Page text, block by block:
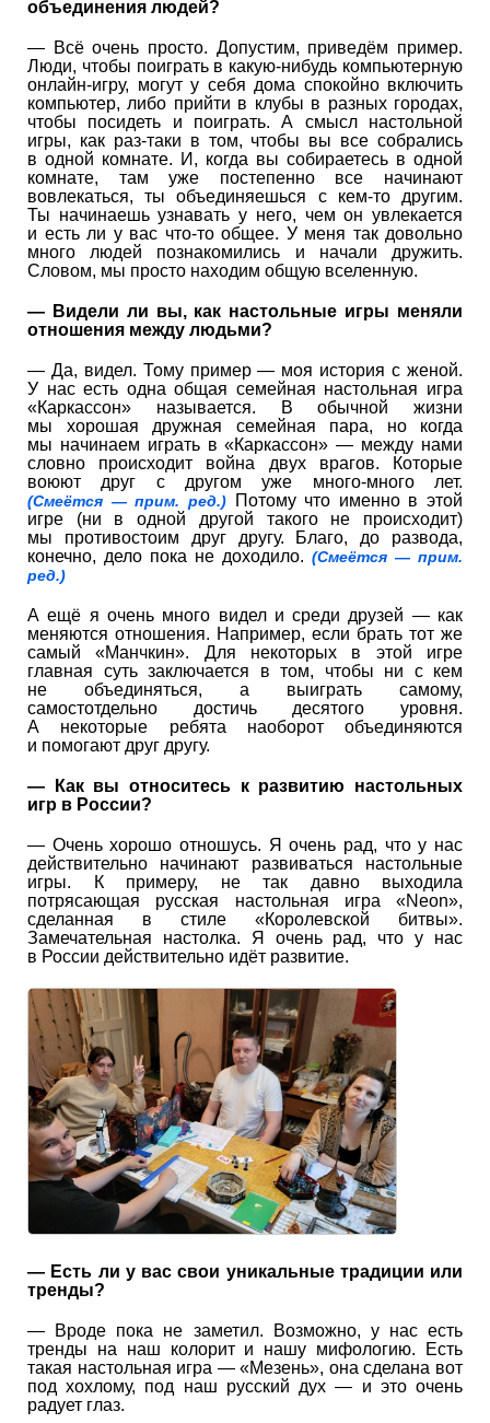
объединения людей?
— Всё очень просто. Допустим, приведём пример.
Люди, чтобы поиграть в какую-нибудь компьютерную
онлайн-игру, могут у себя дома спокойно включить
компьютер, либо прийти в клубы в разных городах,
чтобы посидеть и поиграть. А смысл настольной
игры, как раз-таки в том, чтобы вы все собрались
в одной комнате. И, когда вы собираетесь в одной
комнате, там уже постепенно все начинают
вовлекаться, ты объединяешься с кем-то другим.
Ты начинаешь узнавать у него, чем он увлекается
и есть ли у вас что-то общее. У меня так довольно
много людей познакомились и начали дружить.
Словом, мы просто находим общую вселенную.
— Видели ли вы, как настольные игры меняли
отношения между людьми?
— Да, видел. Тому пример — моя история с женой.
У нас есть одна общая семейная настольная игра
«Каркассон» называется. В обычной жизни
мы хорошая дружная семейная пара, но когда
мы начинаем играть в «Каркассон» — между нами
словно происходит война двух врагов. Которые
воюют друг с другом уже много-много лет.
(Смеётся — прим. ред.)
Потому что именно в этой
игре (ни в одной другой такого не происходит)
мы противостоим друг другу. Благо, до развода,
конечно, дело пока не доходило. (Смеётся — прим.
ред.)
А ещё я очень много видел и среди друзей — как
меняются отношения. Например, если брать тот же
самый «Манчкин». Для некоторых в этой игре
главная суть заключается в том, чтобы ни с кем
не объединяться, а выиграть самому,
самостотдельно достичь десятого уровня.
А некоторые ребята наоборот объединяются
и помогают друг другу.
— Как вы относитесь к развитию настольных
игр в России?
— Очень хорошо отношусь. Я очень рад, что у нас
действительно начинают развиваться настольные
игры. К примеру, не так давно выходила
потрясающая русская настольная игра «Neon»,
сделанная в стиле «Королевской битвы».
Замечательная настолка. Я очень рад, что у нас
в России действительно идёт развитие.
— Есть ли у вас свои уникальные традиции или
тренды?
— Вроде пока не заметил. Возможно, у нас есть
тренды на наш колорит и нашу мифологию. Есть
такая настольная игра — «Мезень», она сделана вот
под хохлому, под наш русский дух — и это очень
радует глаз.